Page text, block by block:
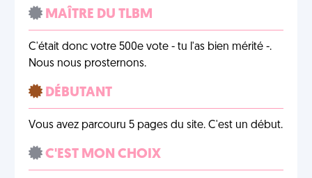
MAÎTRE DU TLBM
C'était donc votre 500e vote - tu l'as bien mérité -.
Nous nous prosternons.
DÉBUTANT
Vous avez parcouru 5 pages du site. C'est un début.
C'EST MON CHOIX